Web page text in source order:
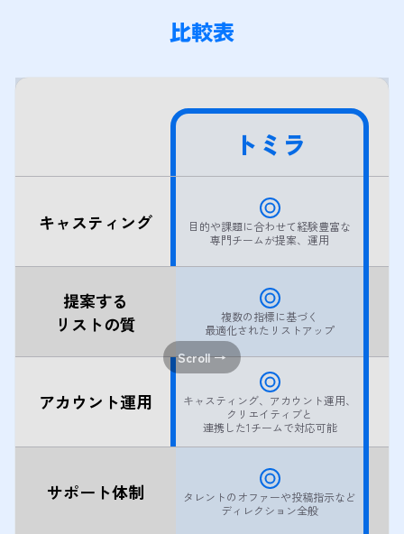
比較表
キャスティング
提案する
リストの質
アカウント運用
サポート体制
トミラ
目的や課題に合わせて経験豊富な
専門チームが提案、運用
複数の指標に基づく
最適化されたリストアップ
キャスティング、アカウント運用、
クリエイティブと
連携した1チームで対応可能
タレントのオファーや投稿指示など
ディレクション全般
Scroll →